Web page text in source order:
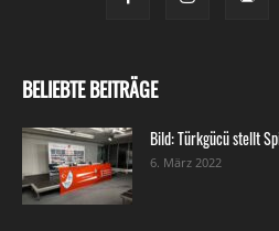
BELIEBTE BEITRÄGE
Bild: Türkgücü stellt
6. März 2022